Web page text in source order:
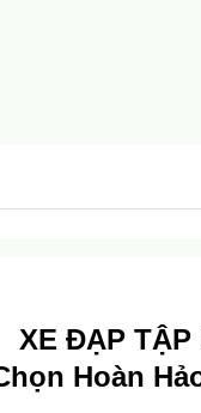
XE ĐẠP TẬP
Hoàn